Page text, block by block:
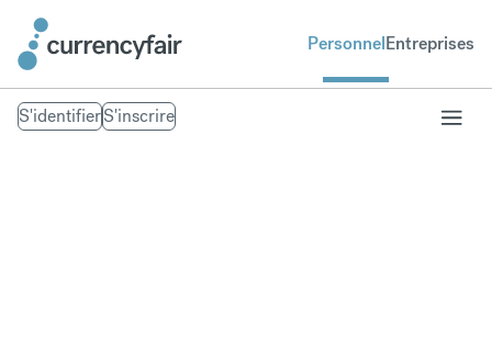
PersonnelEntreprises
S'identifierS'inscrire